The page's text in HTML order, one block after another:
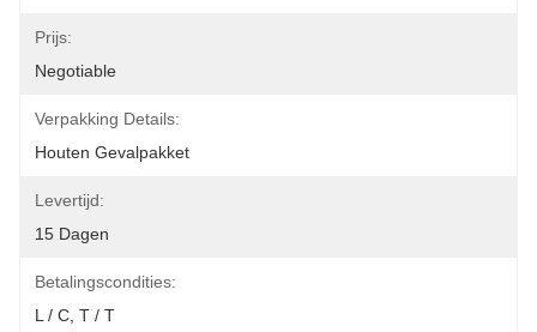
Prijs:
Negotiable
Verpakking Details:
Houten Gevalpakket
Levertijd:
15 Dagen
Betalingscondities:
L / C, T / T